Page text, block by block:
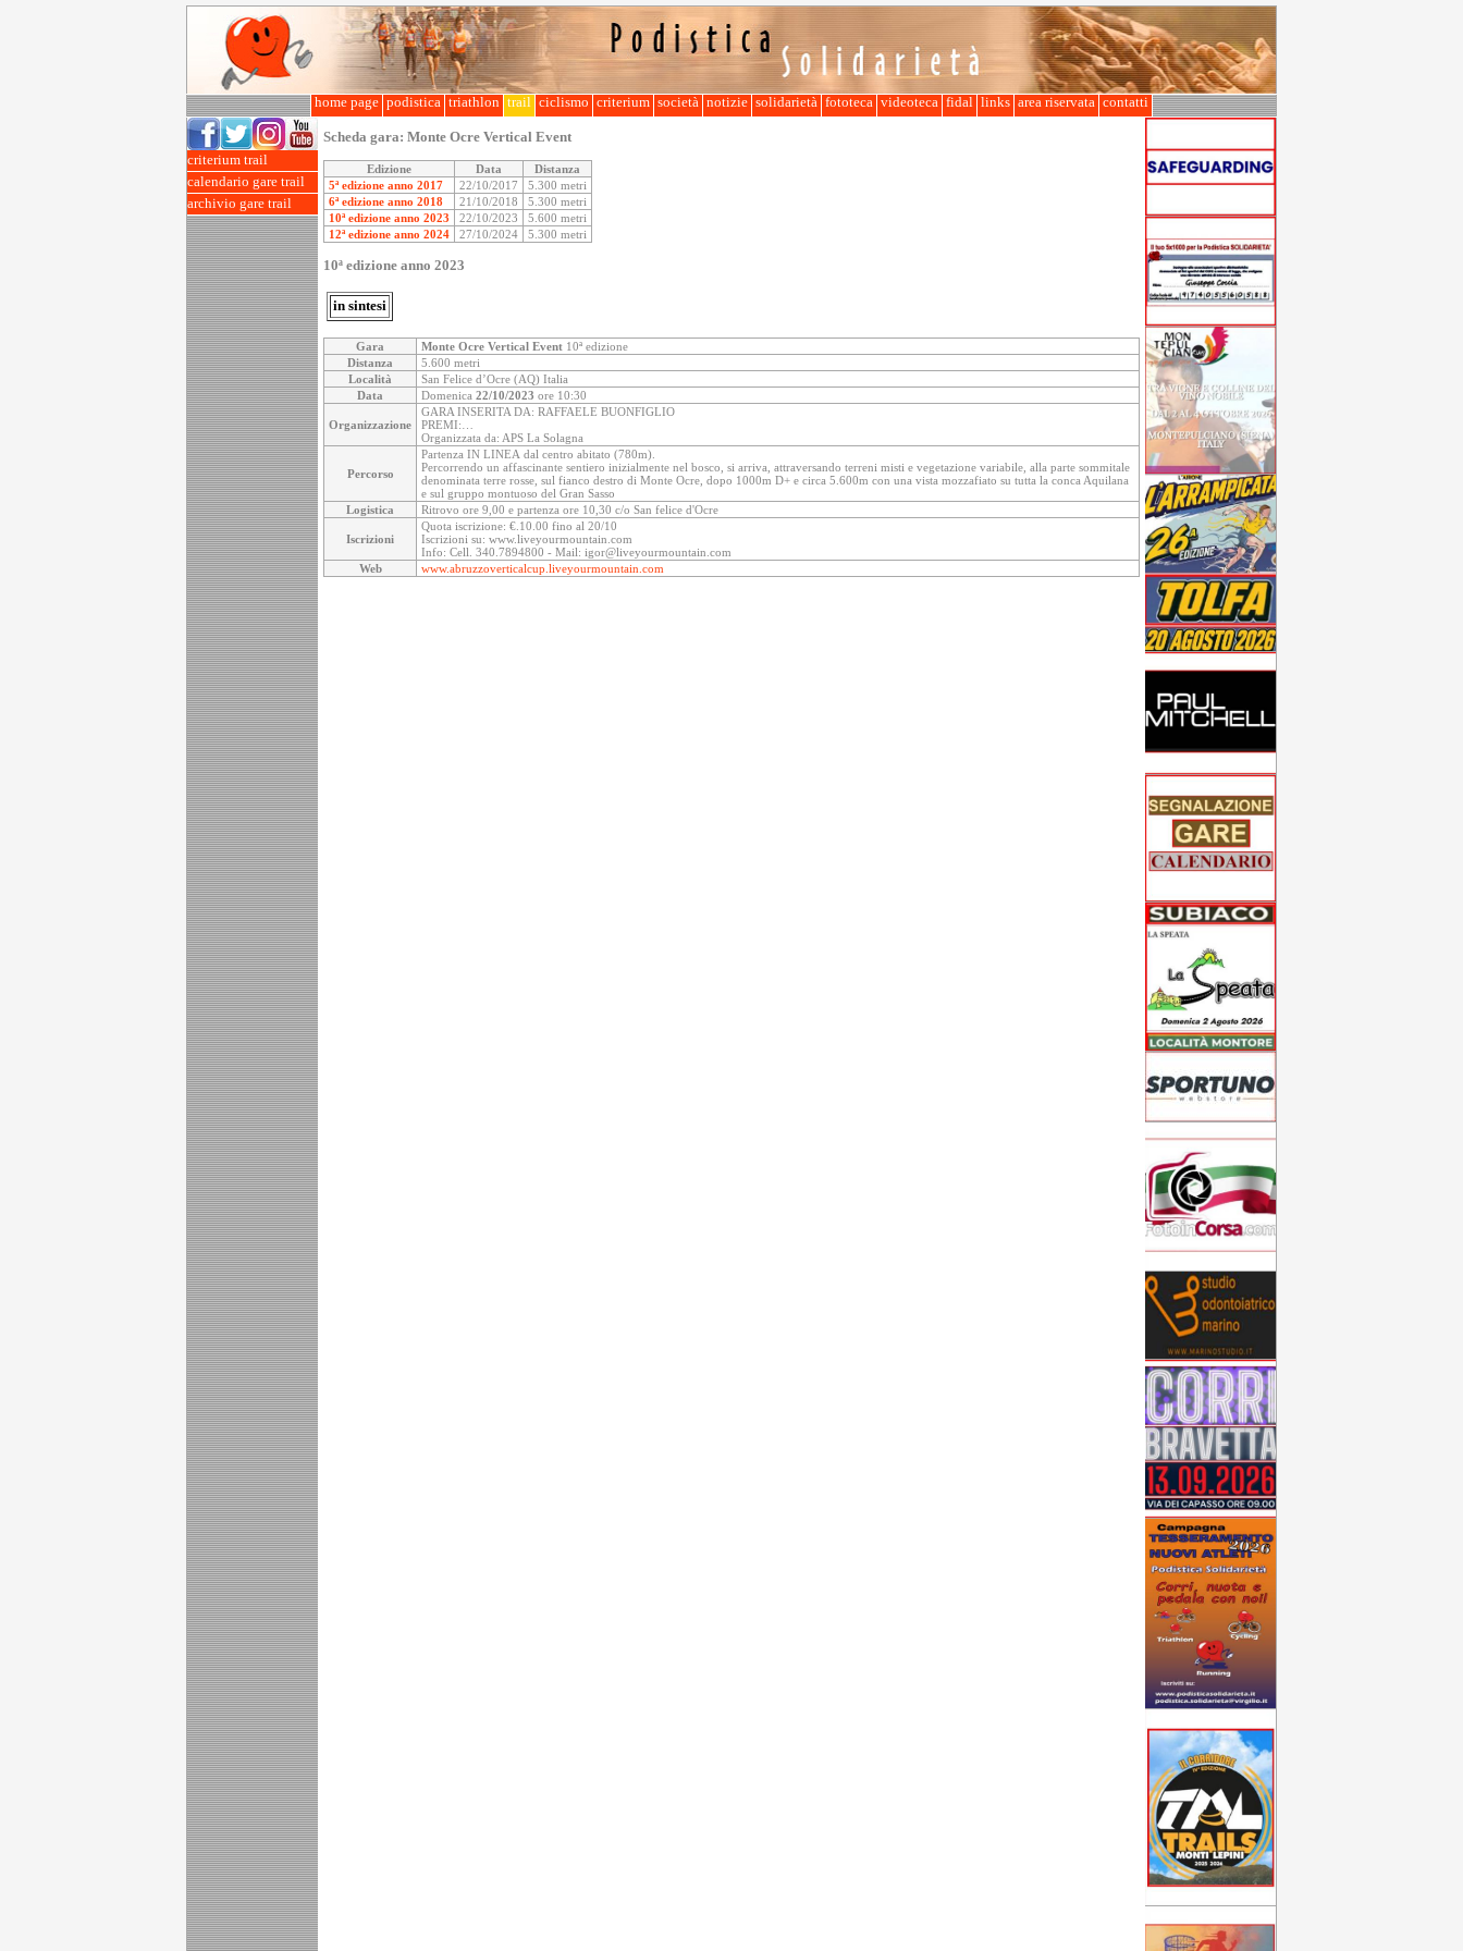
home page podistica triathlon trail ciclismo criterium società notizie solidarietà fototeca videoteca fidal links area riservata contatti
criterium trail
calendario gare trail
archivio gare trail
Scheda gara: Monte Ocre Vertical Event
Edizione Data
Distanza
5ª edizione anno 2017
22/10/2017
5.300 metri
6ª edizione anno 2018
21/10/2018
5.300 metri
10ª edizione anno 2023
22/10/2023
5.600 metri
12ª edizione anno 2024
27/10/2024 5.300 metri
10ª edizione anno 2023
in sintesi
Gara Monte Ocre Vertical Event 10ª edizione
Distanza
5.600 metri
Località
San Felice d’Ocre (AQ) Italia
Data
Domenica 22/10/2023 ore 10:30
Organizzazione
GARA INSERITA DA: RAFFAELE BUONFIGLIO
PREMI:…
Organizzata da: APS La Solagna
Percorso
Partenza IN LINEA dal centro abitato (780m).
Percorrendo un affascinante sentiero inizialmente nel bosco, si arriva, attraversando terreni misti e vegetazione variabile, alla parte sommitale
denominata terre rosse, sul fianco destro di Monte Ocre, dopo 1000m D+ e circa 5.600m con una vista mozzafiato su tutta la conca Aquilana
e sul gruppo montuoso del Gran Sasso
Logistica
Ritrovo ore 9,00 e partenza ore 10,30 c/o San felice d'Ocre
Iscrizioni
Quota iscrizione: €.10.00 fino al 20/10
Iscrizioni su: www.liveyourmountain.com
Info: Cell. 340.7894800 - Mail: igor@liveyourmountain.com
Web
www.abruzzoverticalcup.liveyourmountain.com